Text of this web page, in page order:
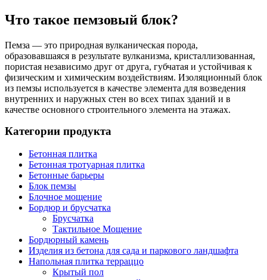
Что такое пемзовый блок?
Пемза — это природная вулканическая порода,
образовавшаяся в результате вулканизма, кристаллизованная,
пористая независимо друг от друга, губчатая и устойчивая к
физическим и химическим воздействиям. Изоляционный блок
из пемзы используется в качестве элемента для возведения
внутренних и наружных стен во всех типах зданий и в
качестве основного строительного элемента на этажах.
Мы производим пемзовый кирпич в виде облицованных
стеновых блоков. При возведении стены мы используем
кладочный раствор. В дополнение к этому мы также
приклеиваем стеновые блоки из пемзы специальными клеями.
Стандартный размер — 39х15х20 см. По запросу мы
производим стеновые блоки из пемзы различных размеров.
Толщина внешней стенки составляет нетто 2,5 см.
Толщина внутренней стенки составляет 2 см нетто.
Веса, которые мы указали, являются средними весами
изделий. Вес варьируется в зависимости от температуры и
влажности.
Категории продукта
Бетонная плитка
Бетонная тротуарная плитка
Бетонные барьеры
Блок пемзы
Блочное мощение
Бордюр и брусчатка
Брусчатка
Тактильное Мощение
Бордюрный камень
Изделия из бетона для сада и паркового ландшафта
Напольная плитка терраццо
Крытый пол